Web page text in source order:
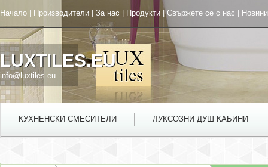
Начало Производители За нас Продукти |Свържете се с нас Новини
LUXTILES.EU
info@luxtiles.eu
КУХНЕНСКИ СМЕСИТЕЛИ ЛУКСОЗНИ ДУШ КАБИНИ